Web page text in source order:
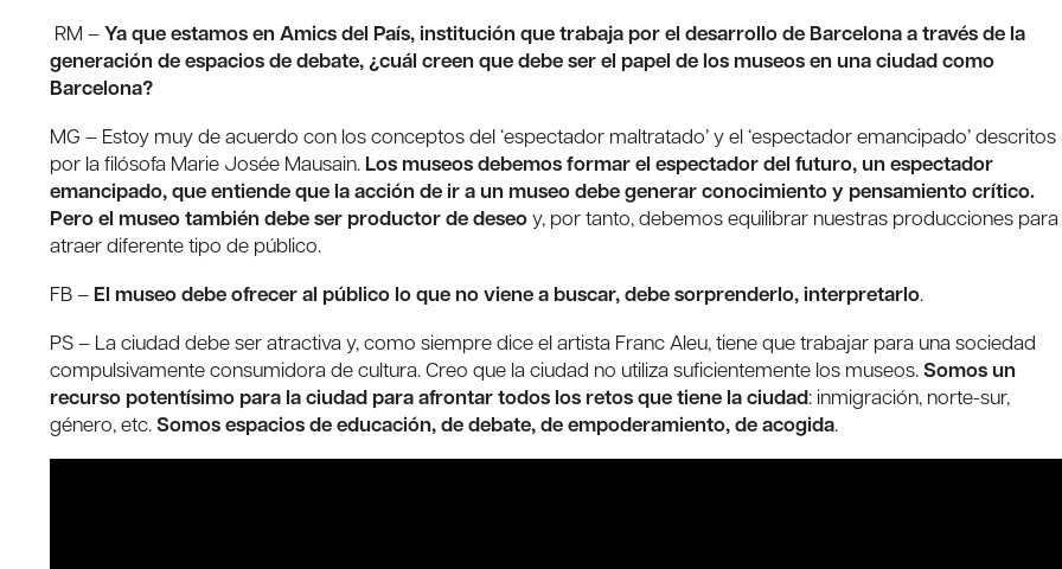
RM –Ya que estamos en Amics del País, institución que trabaja por el desarrollo de Barcelona a través de la
generación de espacios de debate, ¿cuál creen que debe ser el papel de los museos en una ciudad como
Barcelona?
MG – Estoy muy de acuerdo con los conceptos del ‘espectador maltratado’ y el ‘espectador emancipado’ descritos
por la filósofa Marie Josée Mausain. Los museos debemos formar el espectador del futuro, un espectador
emancipado, que entiende que la acción de ir a un museo debe generar conocimiento y pensamiento crítico.
Pero el museo también debe ser productor de deseoy, por tanto, debemos equilibrar nuestras producciones para
atraer diferente tipo de público.
FB – El museo debe ofrecer al público lo que no viene a buscar, debe sorprenderlo, interpretarlo.
PS – La ciudad debe ser atractiva y, como siempre dice el artista Franc Aleu, tiene que trabajar para una sociedad
compulsivamente consumidora de cultura. Creo que la ciudad no utiliza suficientemente los museos.Somos un
recurso potentísimo para la ciudad para afrontar todos los retos que tiene la ciudad: inmigración, norte-sur,
género, etc.Somos espacios de educación, de debate, de empoderamiento, de acogida.